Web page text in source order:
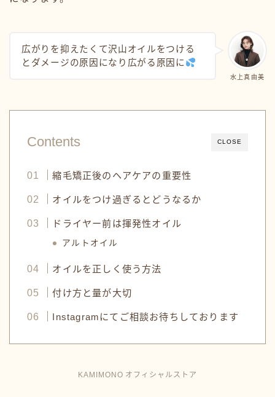
水上真由美
広がりを抑えたくて沢山オイルをつける
とダメージの原因になり広がる原因に
CLOSE
Contents
縮毛矯正後のヘアケアの重要性
オイルをつけ過ぎるとどうなるか
ドライヤー前は揮発性オイル
アルトオイル
オイルを正しく使う方法
付け方と量が大切
Instagramにてご相談お待ちしております
KAMIMONO オフィシャルストア